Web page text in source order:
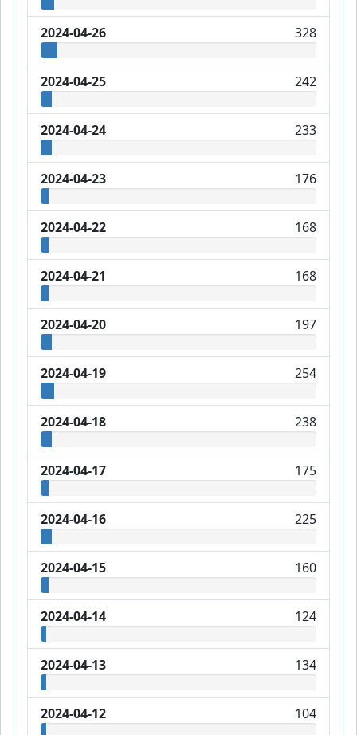
2024-04-26 328
2024-04-25 242
2024-04-24 233
2024-04-23 176
2024-04-22 168
2024-04-21 168
2024-04-20 197
2024-04-19 254
2024-04-18 238
2024-04-17 175
2024-04-16 225
2024-04-15 160
2024-04-14 124
2024-04-13 134
2024-04-12 104